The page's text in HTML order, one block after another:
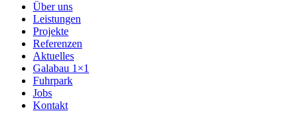
Über uns
Leistungen
Projekte
Referenzen
Aktuelles
Galabau 1×1
Fuhrpark
Jobs
Kontakt